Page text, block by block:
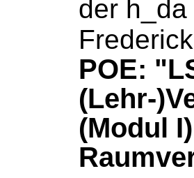
der
Frederick
POE:
(Lehr-
(Modul